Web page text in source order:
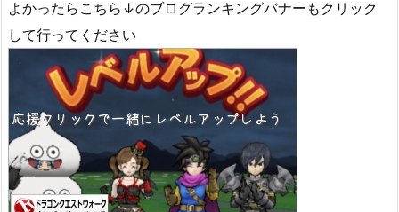
よかったらこちら↓のブログランキングバナーもクリック
して行ってください